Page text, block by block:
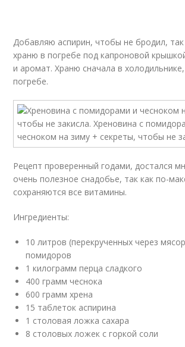
Добавляю аспирин, чтобы не бродил,
храню в погребе под капроновой
и аромат. Храню сначала в
погребе.
Рецепт проверенный годами, достался
очень полезное снадобье, так как по-
сохраняются все витамины.
Ингредиенты:
10 литров (перекрученных через
помидоров
1 килограмм перца сладкого
400 грамм чеснока
600 грамм хрена
15 таблеток аспирина
1 столовая ложка сахара
8 столовых ложек с горкой соли